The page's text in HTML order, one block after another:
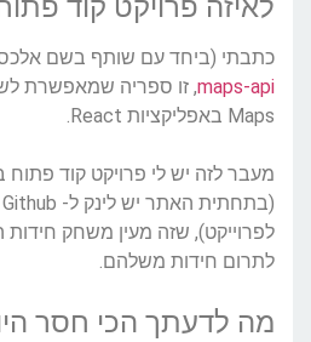
לאיזה פרויקט קוד
כתבתי (ביחד עם שותף בשם
maps-api
Maps באפליקציות React.
מעבר לזה יש לי פרויקט קוד
לפרוייקט), שזה מעין משחק
לתרום חידות משלהם.
מה לדעתך הכי חסר